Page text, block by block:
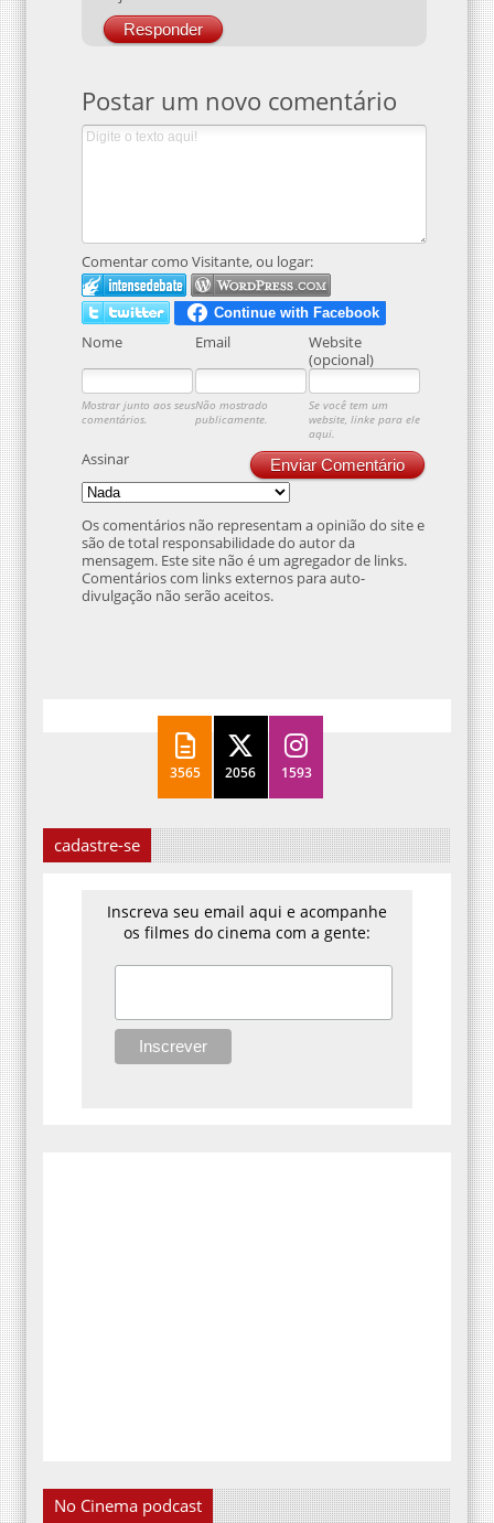
Responder
Postar um novo comentário
Comentar como Visitante, ou logar:
Nome Email
Website
(opcional)
Mostrar junto aos seus
comentários.
Não mostrado
publicamente.
Se você tem um
website, linke para ele
aqui.
Enviar Comentário
Assinar
Os comentários não representam a opinião do site e
são de total responsabilidade do autor da
mensagem. Este site não é um agregador de links.
Comentários com links externos para auto-
divulgação não serão aceitos.
3565 2056 1593
cadastre-se
Inscreva seu email aqui e acompanhe
os filmes do cinema com a gente:
No Cinema podcast